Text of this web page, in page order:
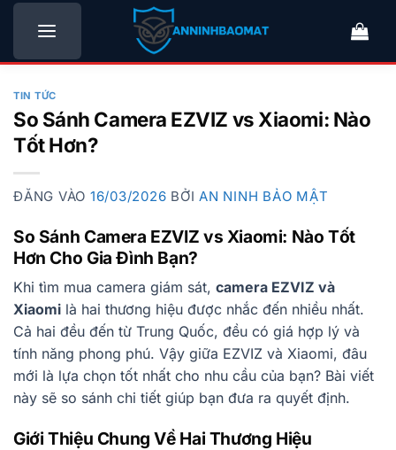
Bỏ
nội
TIN TỨC
So Sánh Camera EZVIZ vs Xiaomi: Nào
Tốt Hơn?
ĐĂNG VÀO 16/03/2026 BỞI AN NINH BẢO MẬT
So Sánh Camera EZVIZ vs Xiaomi: Nào Tốt
Hơn Cho Gia Đình Bạn?
Khi tìm mua camera giám sát, camera EZVIZ và
Xiaomi là hai thương hiệu được nhắc đến nhiều nhất.
Cả hai đều đến từ Trung Quốc, đều có giá hợp lý và
tính năng phong phú. Vậy giữa EZVIZ và Xiaomi, đâu
mới là lựa chọn tốt nhất cho nhu cầu của bạn? Bài viết
này sẽ so sánh chi tiết giúp bạn đưa ra quyết định.
Giới Thiệu Chung Về Hai Thương Hiệu